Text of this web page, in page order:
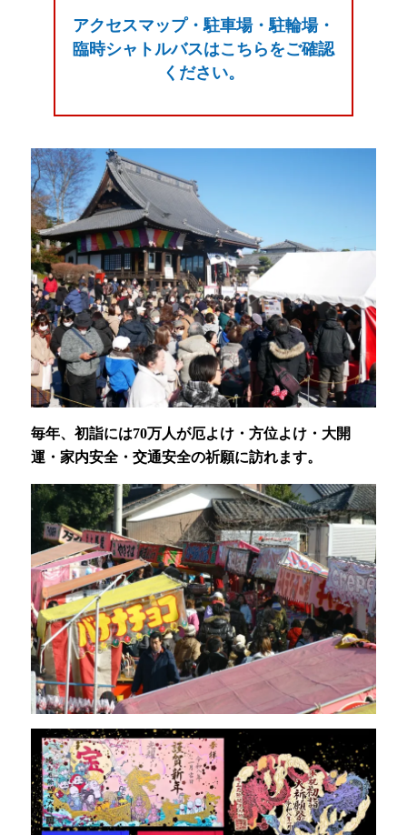
アクセスマップ・駐車場・駐輪場・
臨時シャトルバスはこちらをご確認
ください。
毎年、初詣には70万人が厄よけ・方位よけ・大開
運・家内安全・交通安全の祈願に訪れます。